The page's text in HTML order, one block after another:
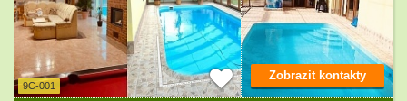
9C-001
Zobrazit kontakty